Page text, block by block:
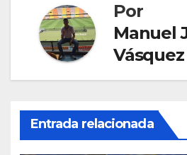
Por
Manuel
Vásquez
Entrada relacionada